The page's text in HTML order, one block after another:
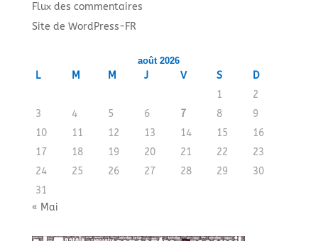
Flux des commentaires
Site de WordPress-FR
août 2026
L M M J V S
D
1
2
3
4 5 6 7 8
9
10
11 12 13 14 15
16
17
18 19 20 21 22
23
24
25 26 27 28 29
30
31
« Mai